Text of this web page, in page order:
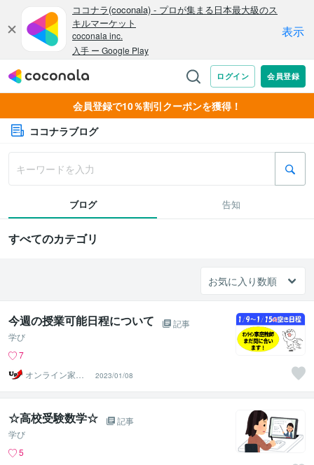
会員登録で10％割引クーポンを獲得！
ココナラブログ
ブログ 告知
すべてのカテゴリ
今週の授業可能日程について
記事
学び
7
オンライン家庭
教師のUp先生
2023/01/08
☆高校受験数学☆
記事
学び
5